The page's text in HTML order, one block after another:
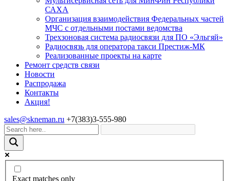
САХА
Организация взаимодействия Федеральных частей
МЧС с отдельными постами ведомства
Трехзоновая система радиосвязи для ПО «Эльгяй»
Радиосвязь для оператора такси Престиж-МК
Реализованные проекты на карте
Ремонт средств связи
Новости
Распродажа
Контакты
Акция!
sales@skneman.ru +7(383)3-555-980
Exact matches only